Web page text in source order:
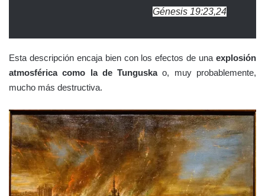
Génesis 19:23,24
Esta descripción encaja bien con los efectos de una explosión
atmosférica como la de Tunguskao, muy probablemente,
mucho más destructiva.